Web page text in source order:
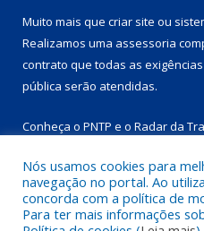
Muito mais que criar site ou
Realizamos uma assessoria
contrato que todas as
pública serão atendidas.
Conheça o PNTP e o Radar da
Todos os direitos
Nós usamos cookies para
navegação no portal. Ao
concorda com a política de
Para ter mais informações